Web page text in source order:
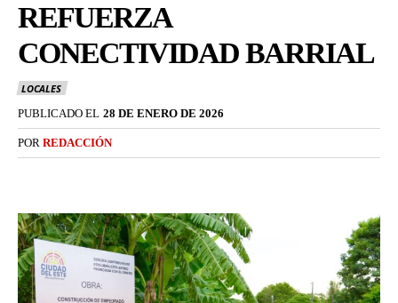
REFUERZA
CONECTIVIDAD BARRIAL
LOCALES
PUBLICADO EL 28 DE ENERO DE 2026
POR REDACCIÓN